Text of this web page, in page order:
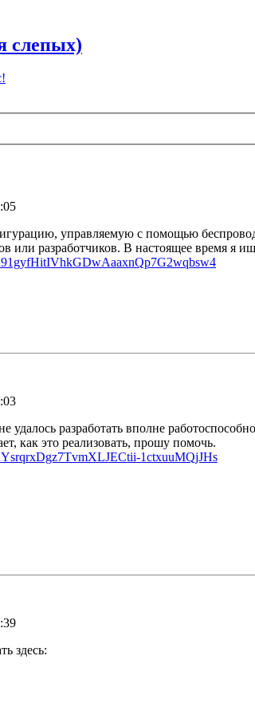
слепых)
управляемую с помощью
или разработчиков. В настоящее время
разработать вполне
как это реализовать, прошу помочь.
1ctxuuMQjJHs
здесь: